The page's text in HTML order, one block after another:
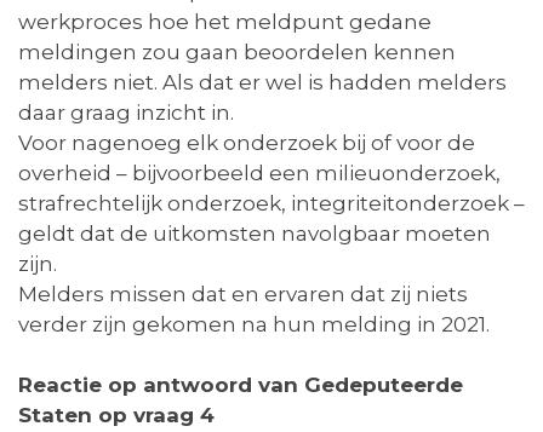
werkproces hoe het meldpunt gedane
meldingen zou gaan beoordelen kennen
melders niet. Als dat er wel is hadden melders
daar graag inzicht in.
Voor nagenoeg elk onderzoek bij of voor de
overheid – bijvoorbeeld een milieuonderzoek,
strafrechtelijk onderzoek, integriteitonderzoek –
geldt dat de uitkomsten navolgbaar moeten
zijn.
Melders missen dat en ervaren dat zij niets
verder zijn gekomen na hun melding in 2021.
Reactie op antwoord van Gedeputeerde
Staten op vraag 4